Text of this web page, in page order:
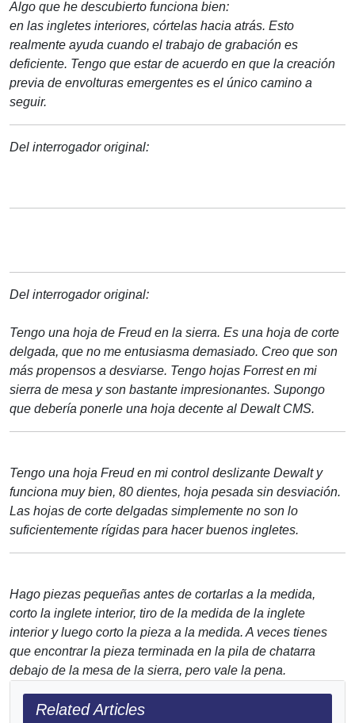
Algo que he descubierto funciona bien:
en las ingletes interiores, córtelas hacia atrás. Esto
realmente ayuda cuando el trabajo de grabación es
deficiente. Tengo que estar de acuerdo en que la creación
previa de envolturas emergentes es el único camino a
seguir.
Del interrogador original:
Del interrogador original:
Tengo una hoja de Freud en la sierra. Es una hoja de corte
delgada, que no me entusiasma demasiado. Creo que son
más propensos a desviarse. Tengo hojas Forrest en mi
sierra de mesa y son bastante impresionantes. Supongo
que debería ponerle una hoja decente al Dewalt CMS.
Tengo una hoja Freud en mi control deslizante Dewalt y
funciona muy bien, 80 dientes, hoja pesada sin desviación.
Las hojas de corte delgadas simplemente no son lo
suficientemente rígidas para hacer buenos ingletes.
Hago piezas pequeñas antes de cortarlas a la medida,
corto la inglete interior, tiro de la medida de la inglete
interior y luego corto la pieza a la medida. A veces tienes
que encontrar la pieza terminada en la pila de chatarra
debajo de la mesa de la sierra, pero vale la pena.
Related Articles